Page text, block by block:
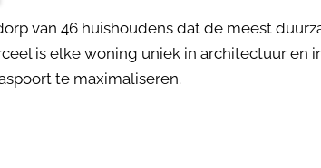
van 46 huishoudens dat de meest
is elke woning uniek in architectuur en
te maximaliseren.